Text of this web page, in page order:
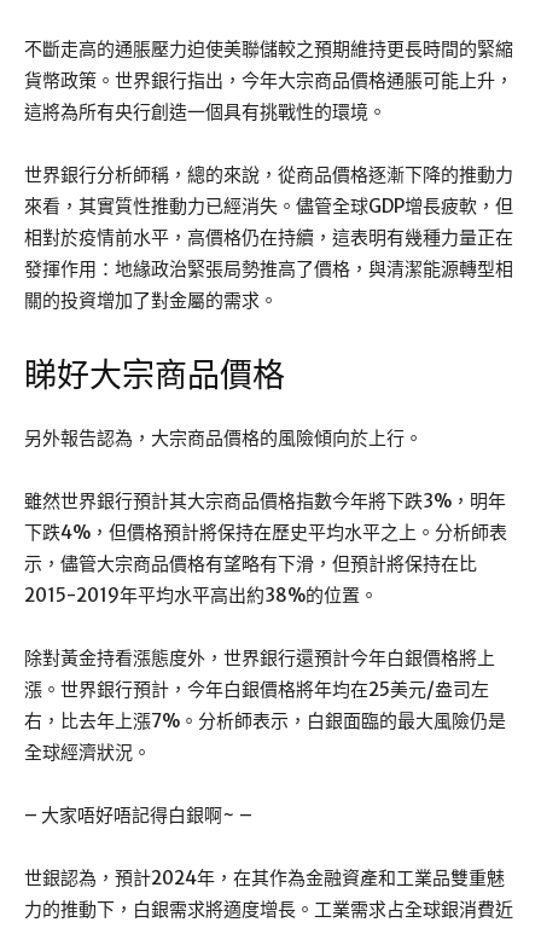
不斷走高的通脹壓力迫使美聯儲較之預期維持更長時間的緊縮
貨幣政策。世界銀行指出，今年大宗商品價格通脹可能上升，
這將為所有央行創造一個具有挑戰性的環境。
世界銀行分析師稱，總的來說，從商品價格逐漸下降的推動力
來看，其實質性推動力已經消失。儘管全球GDP增長疲軟，但
相對於疫情前水平，高價格仍在持續，這表明有幾種力量正在
發揮作用：地緣政治緊張局勢推高了價格，與清潔能源轉型相
關的投資增加了對金屬的需求。
睇好大宗商品價格
另外報告認為，大宗商品價格的風險傾向於上行。
雖然世界銀行預計其大宗商品價格指數今年將下跌3%，明年
下跌4%，但價格預計將保持在歷史平均水平之上。分析師表
示，儘管大宗商品價格有望略有下滑，但預計將保持在比
2015-2019年平均水平高出約38%的位置。
除對黃金持看漲態度外，世界銀行還預計今年白銀價格將上
漲。世界銀行預計，今年白銀價格將年均在25美元/盎司左
右，比去年上漲7%。分析師表示，白銀面臨的最大風險仍是
全球經濟狀況。
– 大家唔好唔記得白銀啊~ –
世銀認為，預計2024年，在其作為金融資產和工業品雙重魅
力的推動下，白銀需求將適度增長。工業需求占全球銀消費近